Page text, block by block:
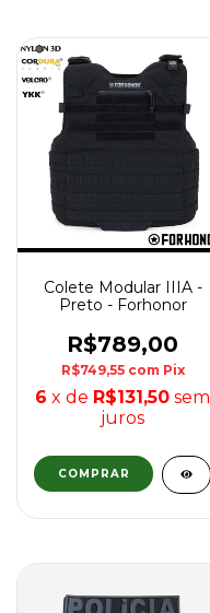
Colete Modular IIIA -
Preto - Forhonor
R$789,00
R$749,55 com Pix
6 x de R$131,50 sem
juros
COMPRAR